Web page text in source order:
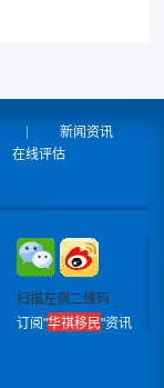
新闻资讯
在线评估
扫描左侧二维码
订阅"华祺移民"资讯